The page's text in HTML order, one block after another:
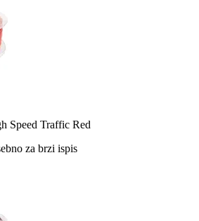
Speed Traffic Red
za brzi ispis